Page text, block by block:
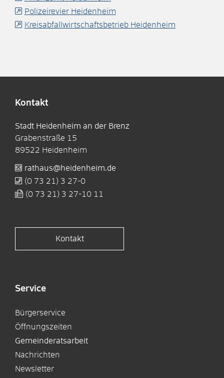
Polizeirevier Heidenheim
Kreisabfallwirtschaftsbetrieb Heidenheim
Kontakt
Stadt Heidenheim an der Brenz
Grabenstraße 15
89522 Heidenheim
rathaus@heidenheim.de
(0 73 21) 3 27-0
(0 73 21) 3 27-10 11
Kontakt
Service
Bürgerservice
Öffnungszeiten
Gemeinderatsarbeit
Nachrichten
Newsletter